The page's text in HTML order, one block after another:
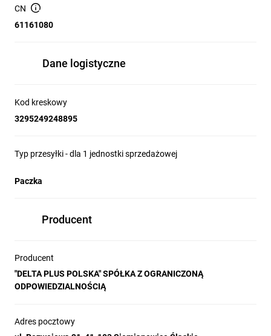
CN
61161080
Dane logistyczne
Kod kreskowy
3295249248895
Typ przesyłki - dla 1 jednostki sprzedażowej
Paczka
Producent
Producent
"DELTA PLUS POLSKA" SPÓŁKA Z OGRANICZONĄ
ODPOWIEDZIALNOŚCIĄ
Adres pocztowy